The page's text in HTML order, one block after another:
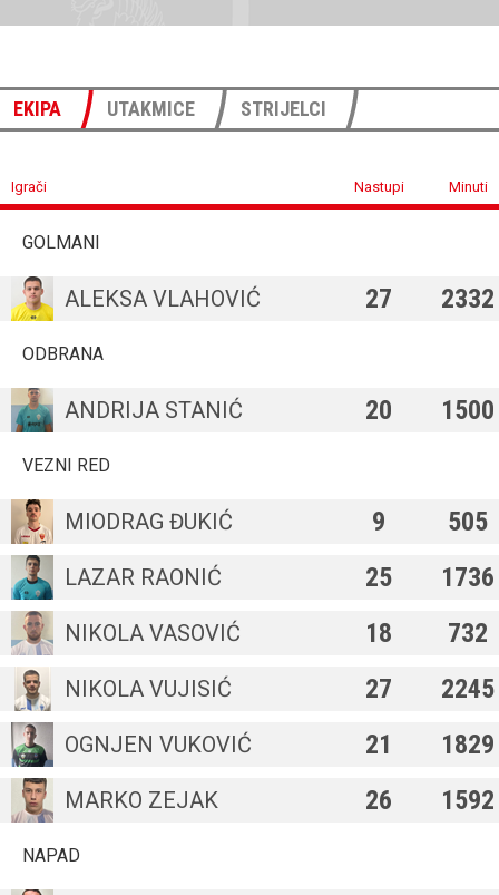
EKIPA UTAKMICE STRIJELCI
Igrači Nastupi Minuti
GOLMANI
ALEKSA VLAHOVIĆ 27 2332
ODBRANA
ANDRIJA STANIĆ 20 1500
VEZNI RED
MIODRAG ĐUKIĆ 9 505
LAZAR RAONIĆ 25 1736
NIKOLA VASOVIĆ 18 732
NIKOLA VUJISIĆ 27 2245
OGNJEN VUKOVIĆ 21 1829
MARKO ZEJAK 26 1592
NAPAD